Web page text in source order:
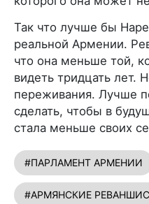
Так что лучше бы
реальной Армении.
что она меньше той,
видеть тридцать лет.
переживания. Лучше
сделать, чтобы в
стала меньше своих
#ПАРЛАМЕНТ АРМЕНИИ
#АРМЯНСКИЕ